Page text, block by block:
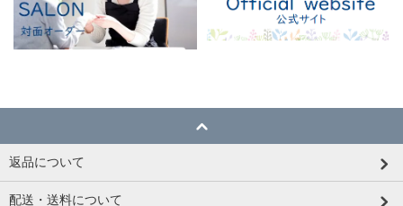
返品について
配送・送料について